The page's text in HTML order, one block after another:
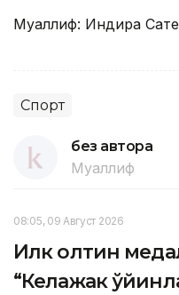
Муаллиф: Индира
Спорт
без автора
Муаллиф
08:05, 09 Август 2026
Илк олтин
“Келажак